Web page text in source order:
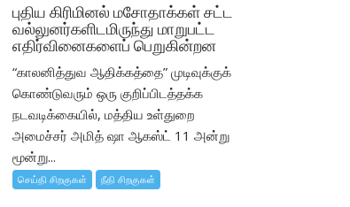
புதிய கிரிமினல் மசோதாக்கள் சட்ட
வல்லுனர்களிடமிருந்து மாறுபட்ட
எதிர்வினைகளைப் பெறுகின்றன
“காலனித்துவ ஆதிக்கத்தை” முடிவுக்குக்
கொண்டுவரும் ஒரு குறிப்பிடத்தக்க
நடவடிக்கையில், மத்திய உள்துறை
அமைச்சர் அமித் ஷா ஆகஸ்ட் 11 அன்று
மூன்று...
செய்தி சிறகுகள் நீதி சிறகுகள்